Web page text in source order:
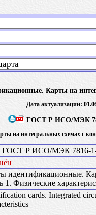
Карты на
Дата актуализации:
ГОСТ Р ИСО/МЭК
на интегральных схемах с
ГОСТ Р ИСО/МЭК 7816-1-
идентификационные.
1. Физические
cards. Integrated